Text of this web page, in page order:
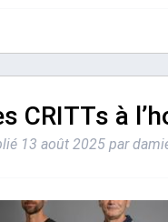
CRITTs à
13 août 2025 par